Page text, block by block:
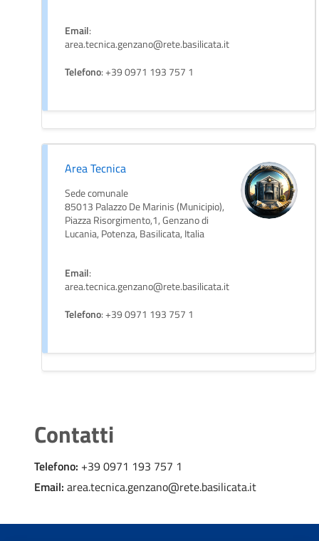
Email:
area.tecnica.genzano@rete.basilicata.it
Telefono: +39 0971 193 757 1
Area Tecnica
Sede comunale
85013 Palazzo De Marinis (Municipio),
Piazza Risorgimento,1, Genzano di
Lucania, Potenza, Basilicata, Italia
Email:
area.tecnica.genzano@rete.basilicata.it
Telefono: +39 0971 193 757 1
Contatti
Telefono: +39 0971 193 757 1
Email: area.tecnica.genzano@rete.basilicata.it